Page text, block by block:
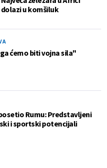
dolazi u komšiluk
ćemo biti vojna sila"
Rumu: Predstavljeni
i sportski potencijali